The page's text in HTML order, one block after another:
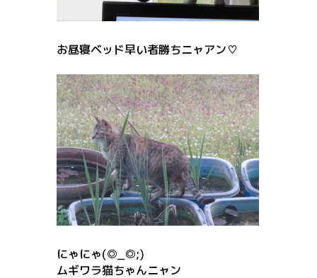
お昼寝ベッド早い者勝ちニャアン♡
にゃにゃ(◎_◎;)
ムギワラ猫ちゃんニャン